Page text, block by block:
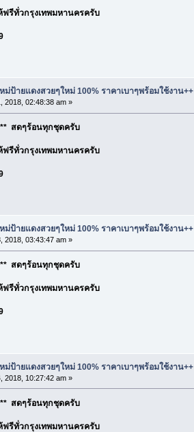
ฟรีทั่วกรุงเทพมหานครครับ
ม่ป้ายแดงสวยๆใหม่ 100% ราคาเบาๆพร้อมใช้งาน++
2018, 02:48:38 am »
สดๆร้อนทุกชุดครับ
ฟรีทั่วกรุงเทพมหานครครับ
ม่ป้ายแดงสวยๆใหม่ 100% ราคาเบาๆพร้อมใช้งาน++
2018, 03:43:47 am »
สดๆร้อนทุกชุดครับ
ฟรีทั่วกรุงเทพมหานครครับ
ม่ป้ายแดงสวยๆใหม่ 100% ราคาเบาๆพร้อมใช้งาน++
2018, 10:27:42 am »
สดๆร้อนทุกชุดครับ
ฟรีทั่วกรุงเทพมหานครครับ